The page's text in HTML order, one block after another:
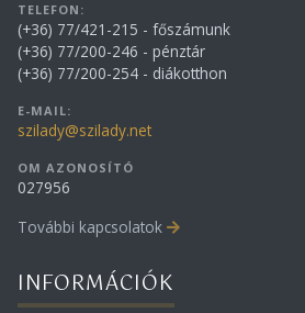
TELEFON:
(+36) 77/421-215 - főszámunk
(+36) 77/200-246 - pénztár
(+36) 77/200-254 - diákotthon
E-MAIL:
szilady@szilady.net
OM AZONOSÍTÓ
027956
További kapcsolatok
INFORMÁCIÓK